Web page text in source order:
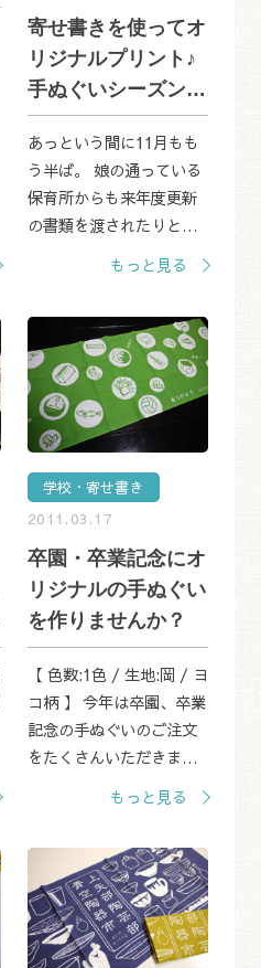
寄せ書きを使ってオ
リジナルプリント♪
手ぬぐいシーズン到
来
あっという間に11月もも
う半ば。 娘の通っている
保育所からも来年度更新
の書類を渡されたりと、
ぼちぼち年度末を感じる
卒園シーズンに向けて、
当店でも「寄せ書き...
もっと見る
学校・寄せ書き
2011.03.17
卒園・卒業記念にオ
リジナルの手ぬぐい
を作りませんか？
【 色数:1色 / 生地:岡 / ヨ
コ柄 】 今年は卒園、卒業
記念の手ぬぐいのご注文
をたくさんいただきまし
ご紹介します。 京都市立
として、在校生と教職員
とお世話にな...
もっと見る